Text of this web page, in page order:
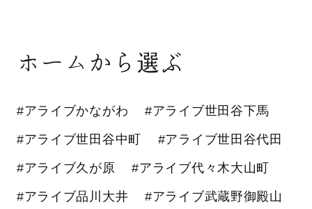
ホームから選ぶ
#アライブかながわ #アライブ世田谷下馬
#アライブ世田谷中町 #アライブ世田谷代田
#アライブ久が原 #アライブ代々木大山町
#アライブ品川大井 #アライブ武蔵野御殿山